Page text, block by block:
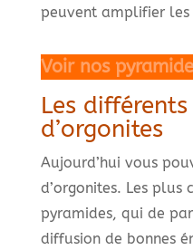
peuvent amplifier les
Voir nos
Les
d’orgonites
Aujourd’hui vous
d’orgonites. Les plus
pyramides, qui de
diffusion de bonnes